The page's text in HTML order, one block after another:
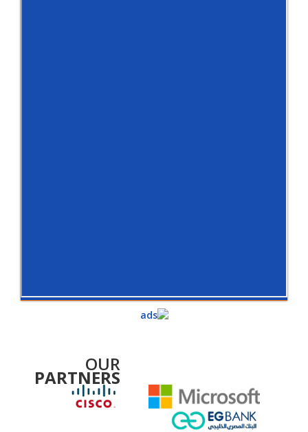
OUR
PARTNERS